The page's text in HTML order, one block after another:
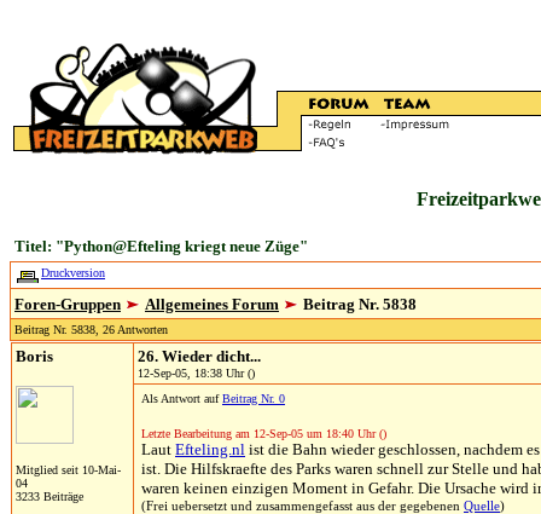
Titel: "Python@Efteling kriegt neue Züge"
Druckversion
Foren-Gruppen Allgemeines Forum Beitrag Nr. 5838
Beitrag Nr. 5838, 26 Antworten
Boris
Mitglied seit 10-Mai-
04
3233 Beiträge
26. Wieder dicht...
12-Sep-05, 18:38 Uhr ()
Als Antwort aufBeitrag Nr. 0
Letzte Bearbeitung am 12-Sep-05 um 18:40 Uhr ()
Laut Efteling.nl ist die Bahn wieder geschlossen, nachdem
ist. Die Hilfskraefte des Parks waren schnell zur Stelle und
waren keinen einzigen Moment in Gefahr. Die Ursache wird
(Frei uebersetzt und zusammengefasst aus der gegebenen Quelle)